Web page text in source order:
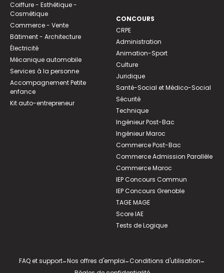
Coiffure - Esthétique -
Cosmétique
Commerce - Vente
Bâtiment - Architecture
Électricité
Mécanique automobile
Services à la personne
Accompagnement Petite
enfance
Kit auto-entrepreneur
CONCOURS
CRPE
Administration
Animation-Sport
Culture
Juridique
Santé-Social et Médico-Social
Sécurité
Technique
Ingénieur Post-Bac
Ingénieur Maroc
Commerce Post-Bac
Commerce Admission Parallèle
Commerce Maroc
IEP Concours Commun
IEP Concours Grenoble
TAGE MAGE
Score IAE
Tests de Logique
FAQ et support-Nos offres d'emploi-Conditions d'utilisation-